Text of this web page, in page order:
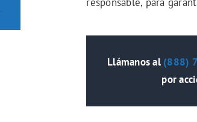
Llámanos al (888)
por